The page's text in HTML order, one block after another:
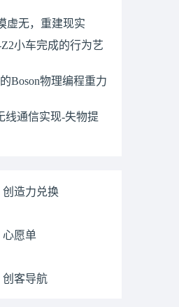
虚无，重建现实
小车完成的行为艺
Boson物理编程重力
线通信实现-失物提
创造力兑换
心愿单
创客导航